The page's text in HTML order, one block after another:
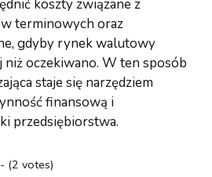
koszty związane z
terminowych oraz
gdyby rynek walutowy
niż oczekiwano. W ten sposób
staje się narzędziem
finansową i
przedsiębiorstwa.
(2 votes)